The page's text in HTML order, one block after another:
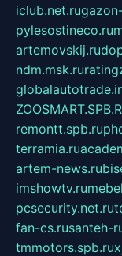
iclub.net.ru
pylesostineco.ru
artemovskij.ru
ndm.msk.ru
remontt.spb.ru
terramia.ru
artem-news.ru
imshowtv.ru
pcsecurity.net.ru
fan-cs.rusanteh-
tmmotors.spb.ru